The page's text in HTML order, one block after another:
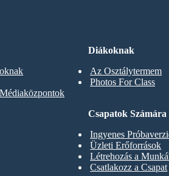
Diákoknak
Az Osztálytermem
Photos For Class
Csapatok Számára
Ingyenes
Üzleti Erőforrások
Létrehozás a
Csatlakozz a Csapat